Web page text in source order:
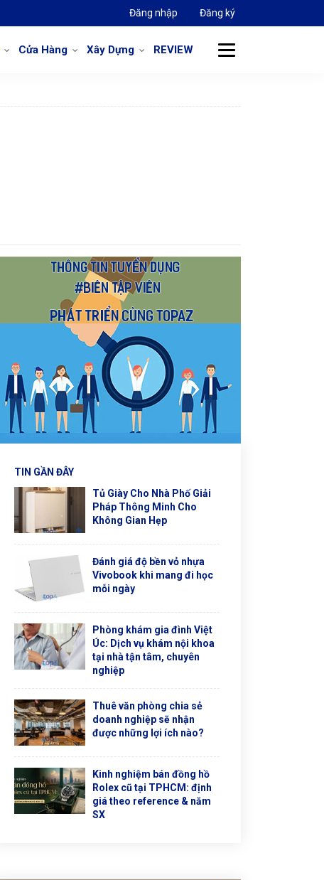
Đăng nhập Đăng ký
Cửa Hàng Xây Dựng REVIEW
TIN GẦN ĐÂY
Tủ Giày Cho Nhà Phố Giải
Pháp Thông Minh Cho
Không Gian Hẹp
Đánh giá độ bền vỏ nhựa
Vivobook khi mang đi học
mỗi ngày
Phòng khám gia đình Việt
Úc: Dịch vụ khám nội khoa
tại nhà tận tâm, chuyên
nghiệp
Thuê văn phòng chia sẻ
doanh nghiệp sẽ nhận
được những lợi ích nào?
Kinh nghiệm bán đồng hồ
Rolex cũ tại TPHCM: định
giá theo reference & năm
SX